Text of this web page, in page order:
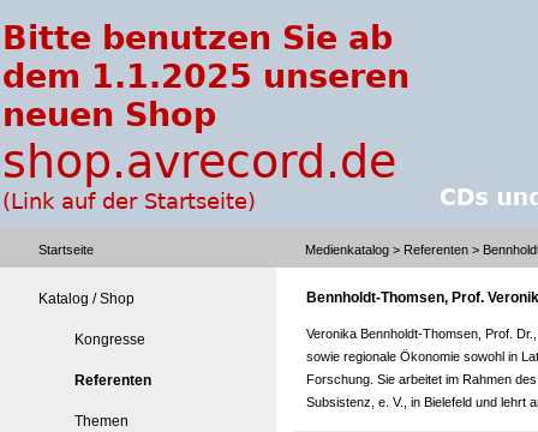
Startseite Medienkatalog > Referenten >
Katalog / Shop
Kongresse
Referenten
Themen
Bennholdt-Thomsen, Prof.
Veronika Bennholdt-Thomsen, Prof.
sowie regionale Ökonomie sowohl in
Forschung. Sie arbeitet im Rahmen
Subsistenz, e. V., in Bielefeld und lehrt